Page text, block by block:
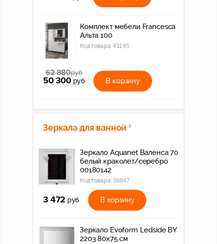
Комплект мебели Francesca
Альта 100
Код товара:41195
62 880руб
50 300 руб В корзину
Зеркала для ванной 2
Зеркало Aquanet Валенса 70
белый краколет/серебро
00180142
Код товара:36847
3 472 руб В корзину
Зеркало Evoform Ledside BY
2203 80x75 см